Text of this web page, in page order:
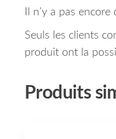
Il n’y a pas encore
Seuls les clients
produit ont la
Produits